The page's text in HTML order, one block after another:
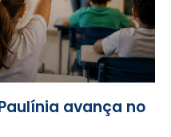
avança no